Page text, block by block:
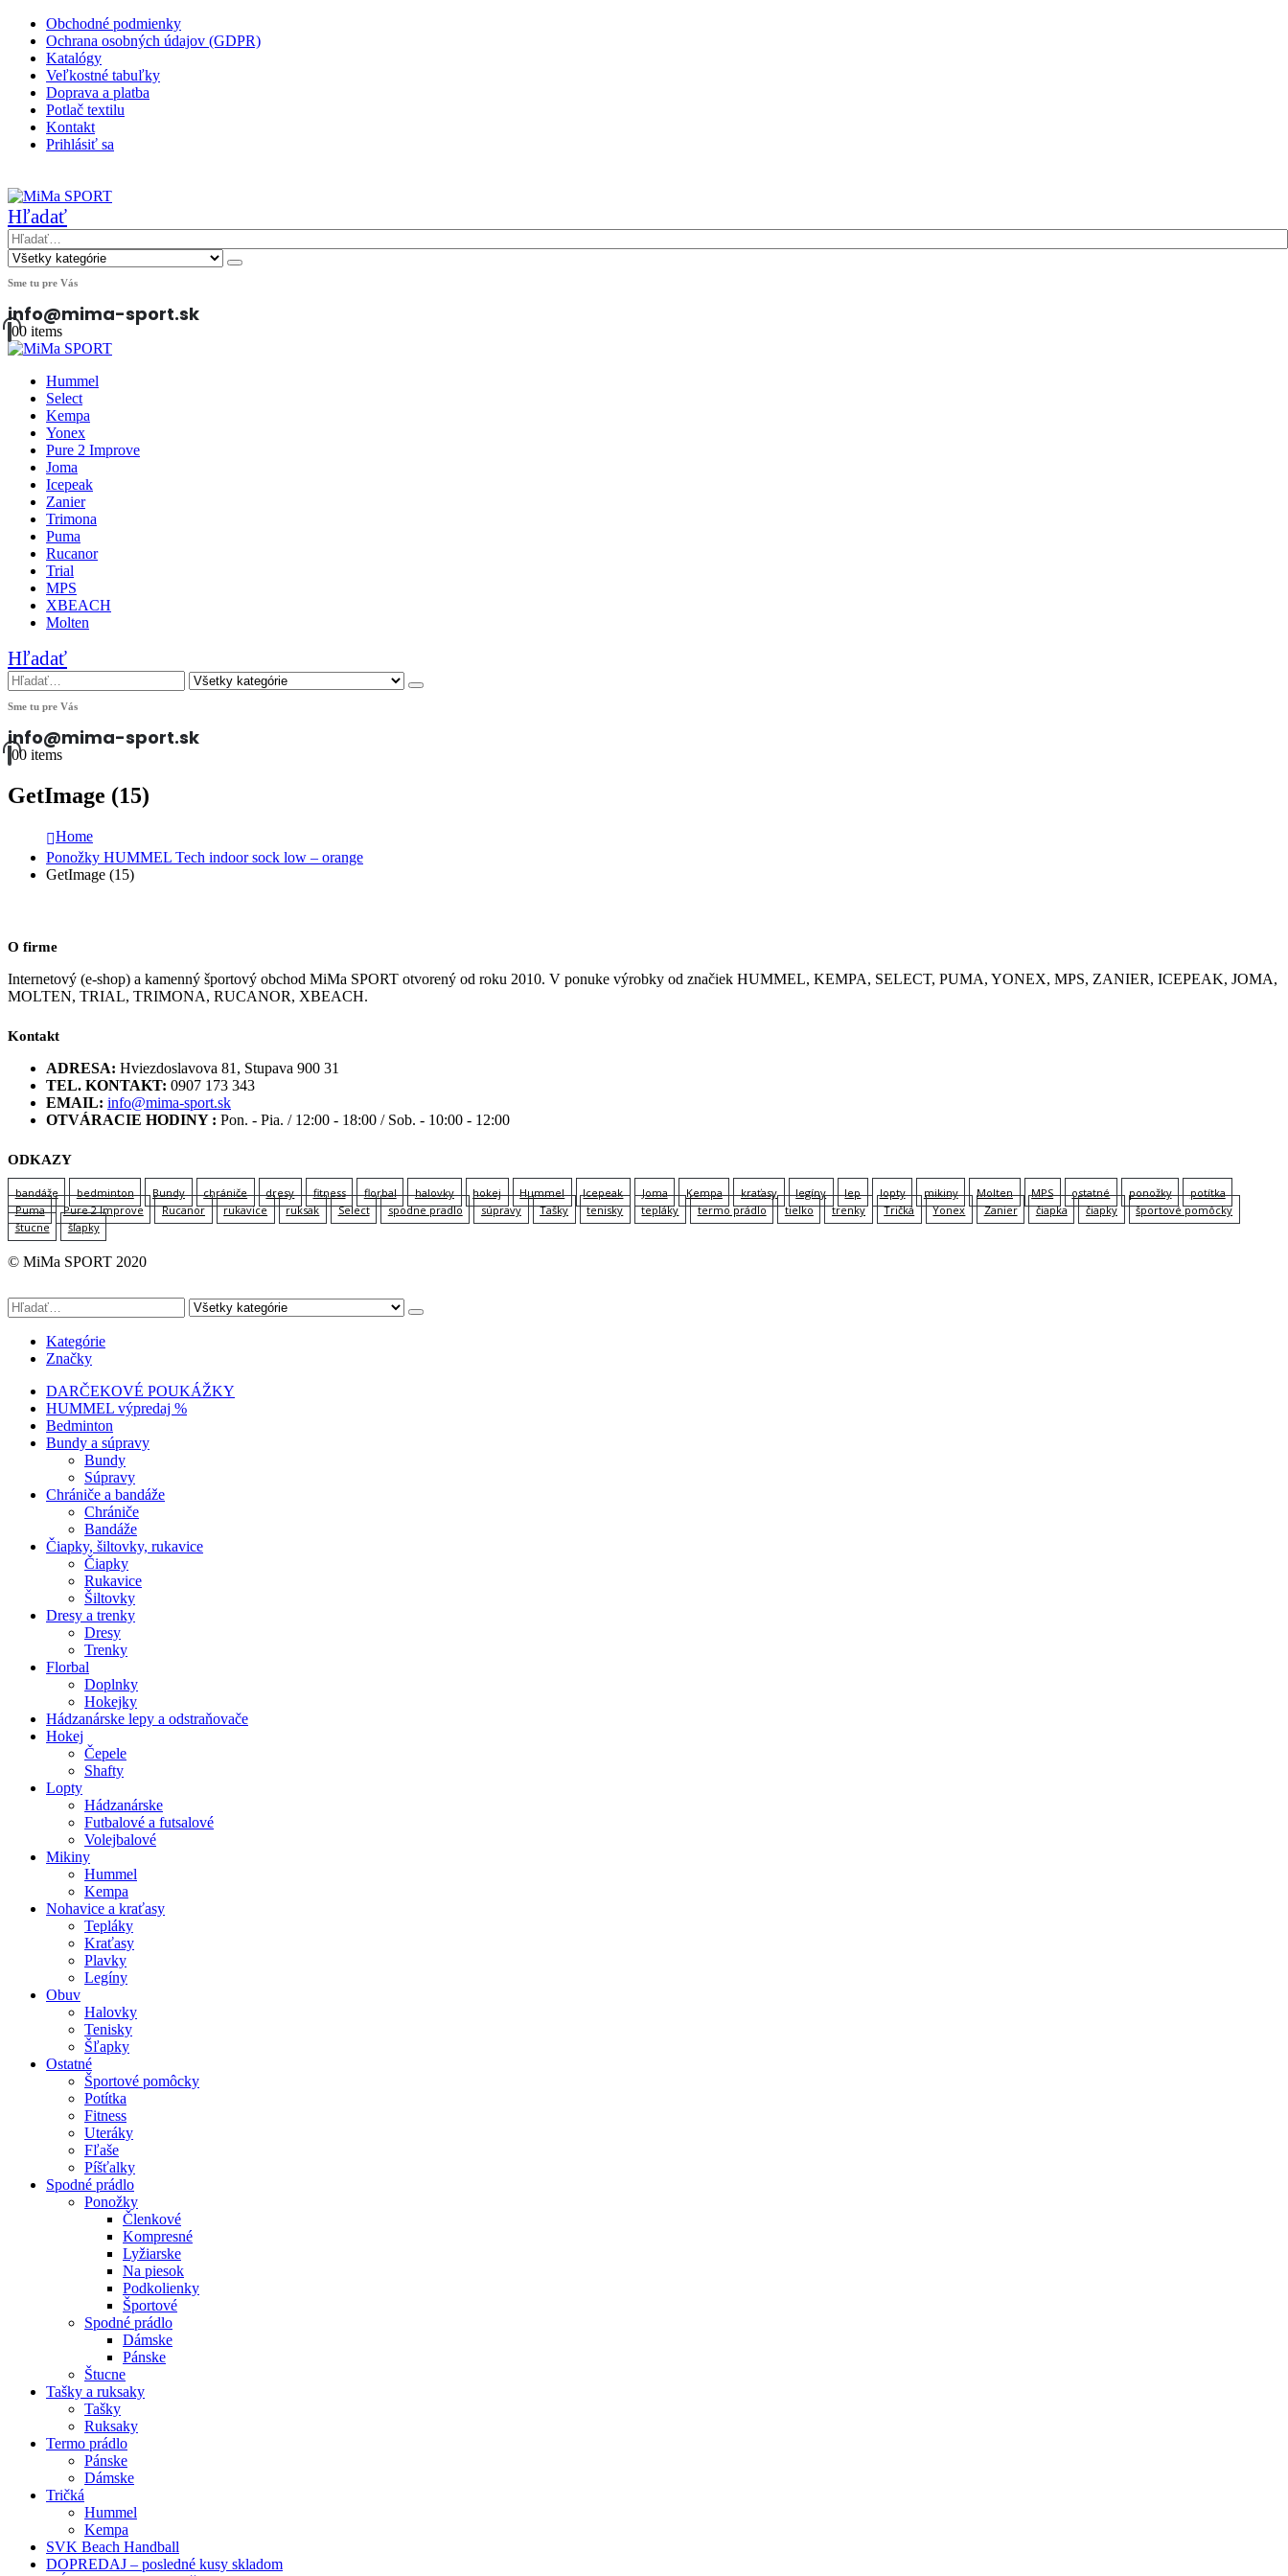
Obchodné podmienky
Ochrana osobných údajov (GDPR)
Katalógy
Veľkostné tabuľky
Doprava a platba
Potlač textilu
Kontakt
Prihlásiť sa
Hľadať
Sme tu pre Vás
info@mima-sport.sk
00 items
Hummel
Select
Kempa
Yonex
Pure 2 Improve
Joma
Icepeak
Zanier
Trimona
Puma
Rucanor
Trial
MPS
XBEACH
Molten
Hľadať
Sme tu pre Vás
info@mima-sport.sk
00 items
GetImage (15)
Home
Ponožky HUMMEL Tech indoor sock low – orange
GetImage (15)
O firme
Internetový (e-shop) a kamenný športový obchod MiMa SPORT otvorený od roku 2010. V ponuke výrobky od značiek HUMMEL, KEMPA, SELECT, PUMA, YONEX, MPS, ZANIER, ICEPEAK, JOMA,
MOLTEN, TRIAL, TRIMONA, RUCANOR, XBEACH.
Kontakt
ADRESA: Hviezdoslavova 81, Stupava 900 31
TEL. KONTAKT: 0907 173 343
EMAIL: info@mima-sport.sk
OTVÁRACIE HODINY : Pon. - Pia. / 12:00 - 18:00 / Sob. - 10:00 - 12:00
ODKAZY
bandáže bedminton Bundy chrániče dresy fitness florbal halovky hokej Hummel Icepeak Joma Kempa kraťasy legíny lep lopty mikiny Molten MPS ostatné ponožky
potítka
Puma
Pure 2 Improve Rucanor rukavice ruksak Select spodne pradlo súpravy Tašky tenisky tepláky termo prádlo tielko trenky Tričká Yonex Zanier čiapka čiapky
športové pomôcky
štucne
šľapky
© MiMa SPORT 2020
Kategórie
Značky
DARČEKOVÉ POUKÁŽKY
HUMMEL výpredaj %
Bedminton
Bundy a súpravy
Bundy
Súpravy
Chrániče a bandáže
Chrániče
Bandáže
Čiapky, šiltovky, rukavice
Čiapky
Rukavice
Šiltovky
Dresy a trenky
Dresy
Trenky
Florbal
Doplnky
Hokejky
Hádzanárske lepy a odstraňovače
Hokej
Čepele
Shafty
Lopty
Hádzanárske
Futbalové a futsalové
Volejbalové
Mikiny
Hummel
Kempa
Nohavice a kraťasy
Tepláky
Kraťasy
Plavky
Legíny
Obuv
Halovky
Tenisky
Šľapky
Ostatné
Športové pomôcky
Potítka
Fitness
Uteráky
Fľaše
Píšťalky
Spodné prádlo
Ponožky
Členkové
Kompresné
Lyžiarske
Na piesok
Podkolienky
Športové
Spodné prádlo
Dámske
Pánske
Štucne
Tašky a ruksaky
Tašky
Ruksaky
Termo prádlo
Pánske
Dámske
Tričká
Hummel
Kempa
SVK Beach Handball
DOPREDAJ – posledné kusy skladom